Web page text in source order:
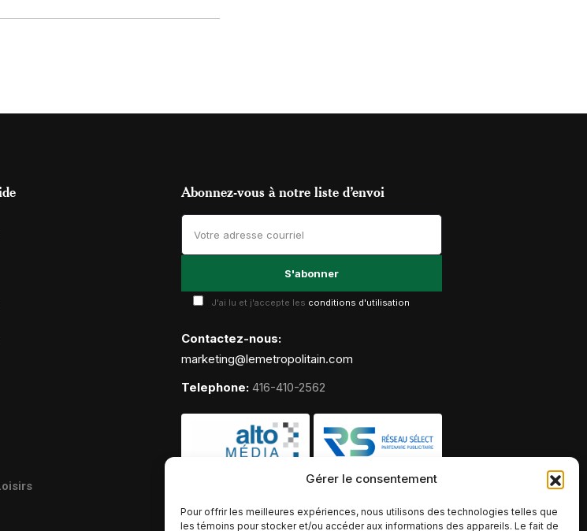
Gérer le consentement
Pour offrir les meilleures expériences, nous utilisons des technologies telles que
les témoins pour stocker et/ou accéder aux informations des appareils. Le fait de
Abonnez-vous à notre liste d’envoi
J'ai lu et j'accepte les conditions d'utilisation
Contactez-nous:
marketing@lemetropolitain.com
Telephone: 416-410-2562